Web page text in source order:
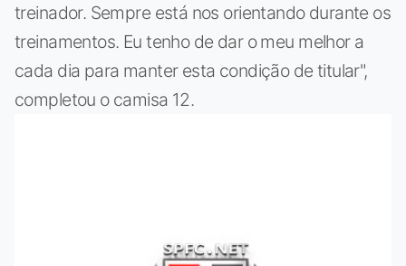
treinador. Sempre está nos orientando durante os
treinamentos. Eu tenho de dar o meu melhor a
cada dia para manter esta condição de titular",
completou o camisa 12.